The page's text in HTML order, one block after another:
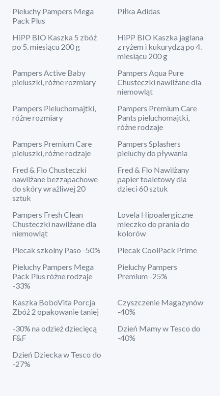
Pieluchy Pampers Mega
Pack Plus
Piłka Adidas
HiPP BIO Kaszka 5 zbóż
po 5. miesiącu 200 g
HiPP BIO Kaszka jaglana
z ryżem i kukurydzą po 4.
miesiącu 200 g
Pampers Active Baby
pieluszki, różne rozmiary
Pampers Aqua Pure
Chusteczki nawilżane dla
niemowląt
Pampers Pieluchomajtki,
różne rozmiary
Pampers Premium Care
Pants pieluchomajtki,
różne rodzaje
Pampers Premium Care
pieluszki, różne rodzaje
Pampers Splashers
pieluchy do pływania
Fred & Flo Chusteczki
nawilżane bezzapachowe
do skóry wrażliwej 20
sztuk
Fred & Flo Nawilżany
papier toaletowy dla
dzieci 60 sztuk
Pampers Fresh Clean
Chusteczki nawilżane dla
niemowląt
Lovela Hipoalergiczne
mleczko do prania do
kolorów
Plecak szkolny Paso -50%
Plecak CoolPack Prime
Pieluchy Pampers Mega
Pack Plus różne rodzaje
-33%
Pieluchy Pampers
Premium -25%
Kaszka BoboVita Porcja
Zbóż 2 opakowanie taniej
Czyszczenie Magazynów
-40%
-30% na odzież dziecięcą
F&F
Dzień Mamy w Tesco do
-40%
Dzień Dziecka w Tesco do
-27%